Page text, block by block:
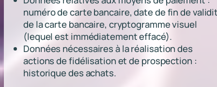
numéro de carte bancaire, date de fin de
de la carte bancaire, cryptogramme visuel
(lequel est immédiatement effacé).
Données nécessaires à la réalisation des
actions de fidélisation et de prospection :
historique des achats.